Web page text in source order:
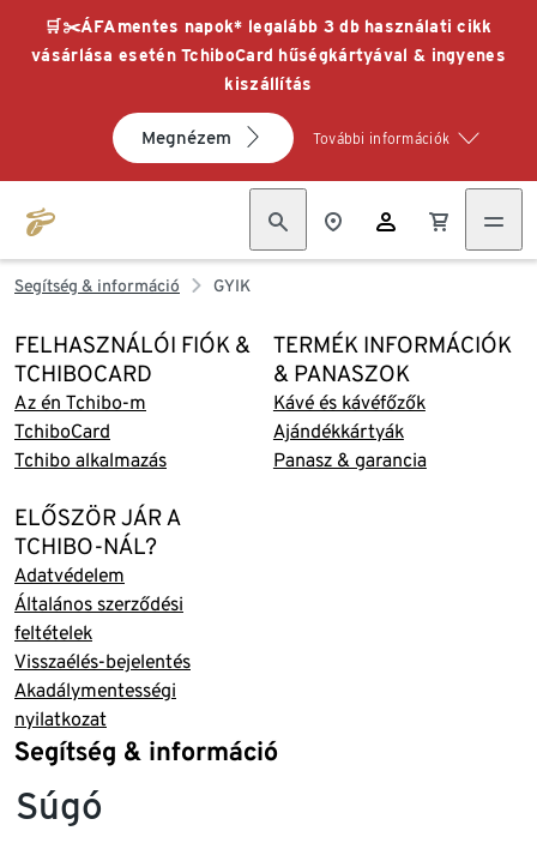
🛒✂️ÁFAmentes napok* legalább 3 db használati cikk
vásárlása esetén TchiboCard hűségkártyával & ingyenes
kiszállítás
Megnézem További információk
Segítség & információ GYIK
FELHASZNÁLÓI FIÓK &
TCHIBOCARD
Az én Tchibo-m
TchiboCard
Tchibo alkalmazás
TERMÉK INFORMÁCIÓK
& PANASZOK
Kávé és kávéfőzők
Ajándékkártyák
Panasz & garancia
ELŐSZÖR JÁR A
TCHIBO-NÁL?
Adatvédelem
Általános szerződési
feltételek
Visszaélés-bejelentés
Akadálymentességi
nyilatkozat
Segítség & információ
Súgó